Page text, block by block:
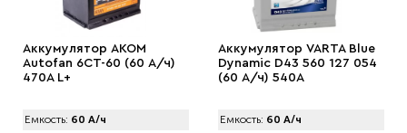
Аккумулятор AKOM
Autofan 6СТ-60 (60 А/ч)
470А L+
Емкость: 60 А/ч
Аккумулятор VARTA Blue
Dynamic D43 560 127 054
(60 А/ч) 540А
Емкость: 60 А/ч